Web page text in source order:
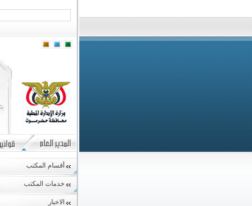
أقسام المكتب
خدمات المكتب
الاخبار